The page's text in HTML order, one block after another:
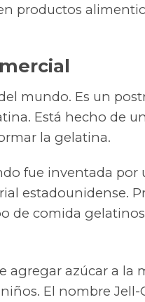
productos
mundo. Es un
Está hecho de
la gelatina.
fue inventada
estadounidense.
de comida
agregar azúcar a la
El nombre Jell-